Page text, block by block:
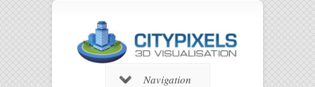
Navigation